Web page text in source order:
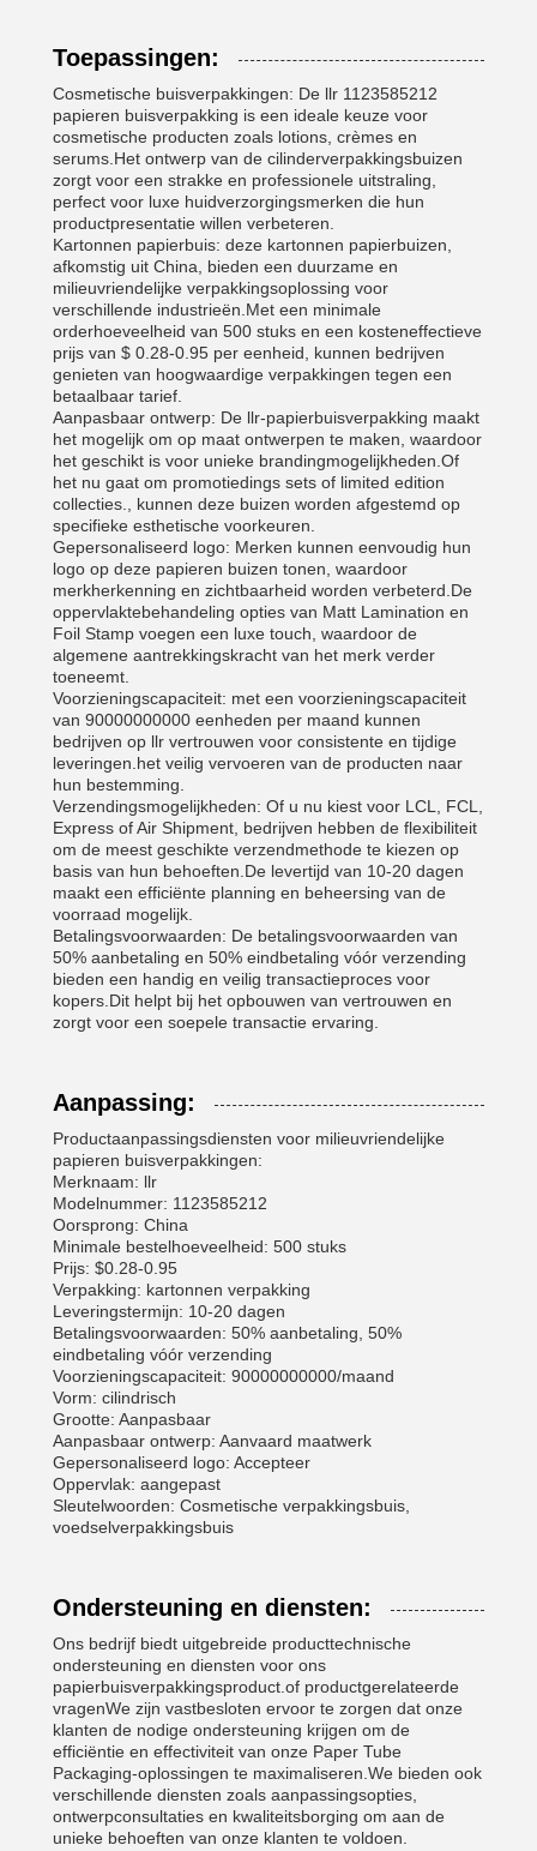
Toepassingen:
Cosmetische buisverpakkingen: De llr 1123585212
papieren buisverpakking is een ideale keuze voor
cosmetische producten zoals lotions, crèmes en
serums.Het ontwerp van de cilinderverpakkingsbuizen
zorgt voor een strakke en professionele uitstraling,
perfect voor luxe huidverzorgingsmerken die hun
productpresentatie willen verbeteren.
Kartonnen papierbuis: deze kartonnen papierbuizen,
afkomstig uit China, bieden een duurzame en
milieuvriendelijke verpakkingsoplossing voor
verschillende industrieën.Met een minimale
orderhoeveelheid van 500 stuks en een kosteneffectieve
prijs van $ 0.28-0.95 per eenheid, kunnen bedrijven
genieten van hoogwaardige verpakkingen tegen een
betaalbaar tarief.
Aanpasbaar ontwerp: De llr-papierbuisverpakking maakt
het mogelijk om op maat ontwerpen te maken, waardoor
het geschikt is voor unieke brandingmogelijkheden.Of
het nu gaat om promotiedings sets of limited edition
collecties., kunnen deze buizen worden afgestemd op
specifieke esthetische voorkeuren.
Gepersonaliseerd logo: Merken kunnen eenvoudig hun
logo op deze papieren buizen tonen, waardoor
merkherkenning en zichtbaarheid worden verbeterd.De
oppervlaktebehandeling opties van Matt Lamination en
Foil Stamp voegen een luxe touch, waardoor de
algemene aantrekkingskracht van het merk verder
toeneemt.
Voorzieningscapaciteit: met een voorzieningscapaciteit
van 90000000000 eenheden per maand kunnen
bedrijven op llr vertrouwen voor consistente en tijdige
leveringen.het veilig vervoeren van de producten naar
hun bestemming.
Verzendingsmogelijkheden: Of u nu kiest voor LCL, FCL,
Express of Air Shipment, bedrijven hebben de flexibiliteit
om de meest geschikte verzendmethode te kiezen op
basis van hun behoeften.De levertijd van 10-20 dagen
maakt een efficiënte planning en beheersing van de
voorraad mogelijk.
Betalingsvoorwaarden: De betalingsvoorwaarden van
50% aanbetaling en 50% eindbetaling vóór verzending
bieden een handig en veilig transactieproces voor
kopers.Dit helpt bij het opbouwen van vertrouwen en
zorgt voor een soepele transactie ervaring.
Aanpassing:
Productaanpassingsdiensten voor milieuvriendelijke
papieren buisverpakkingen:
Merknaam: llr
Modelnummer: 1123585212
Oorsprong: China
Minimale bestelhoeveelheid: 500 stuks
Prijs: $0.28-0.95
Verpakking: kartonnen verpakking
Leveringstermijn: 10-20 dagen
Betalingsvoorwaarden: 50% aanbetaling, 50%
eindbetaling vóór verzending
Voorzieningscapaciteit: 90000000000/maand
Vorm: cilindrisch
Grootte: Aanpasbaar
Aanpasbaar ontwerp: Aanvaard maatwerk
Gepersonaliseerd logo: Accepteer
Oppervlak: aangepast
Sleutelwoorden: Cosmetische verpakkingsbuis,
voedselverpakkingsbuis
Ondersteuning en diensten:
Ons bedrijf biedt uitgebreide producttechnische
ondersteuning en diensten voor ons
papierbuisverpakkingsproduct.of productgerelateerde
vragenWe zijn vastbesloten ervoor te zorgen dat onze
klanten de nodige ondersteuning krijgen om de
efficiëntie en effectiviteit van onze Paper Tube
Packaging-oplossingen te maximaliseren.We bieden ook
verschillende diensten zoals aanpassingsopties,
ontwerpconsultaties en kwaliteitsborging om aan de
unieke behoeften van onze klanten te voldoen.